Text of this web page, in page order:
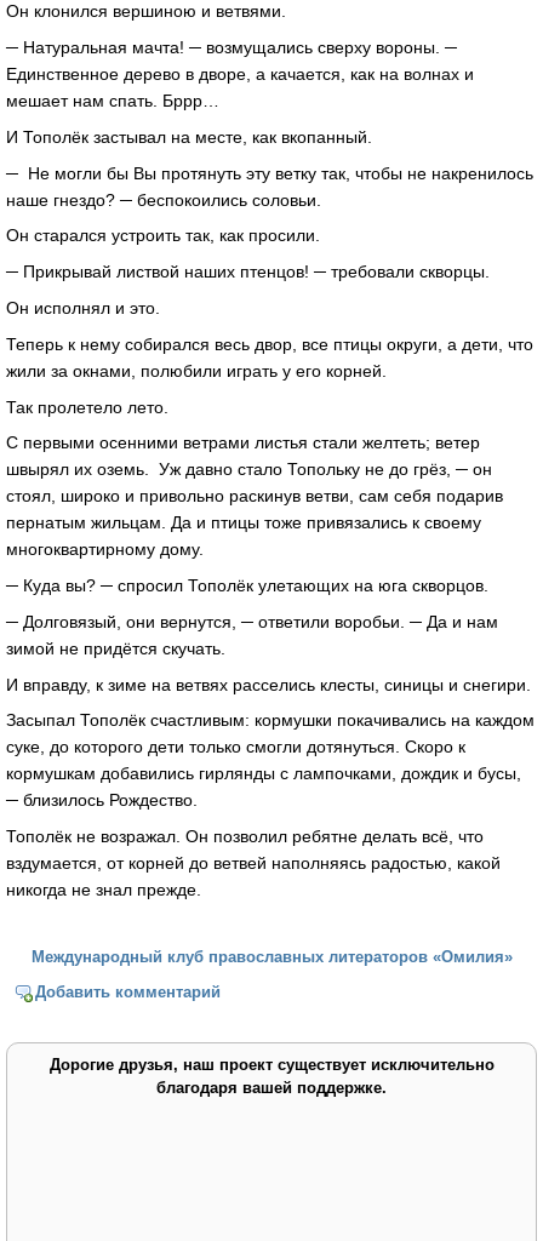
Он клонился вершиною и ветвями.
─ Натуральная мачта! ─ возмущались сверху вороны. ─
Единственное дерево в дворе, а качается, как на волнах и
мешает нам спать. Бррр…
И Тополёк застывал на месте, как вкопанный.
─ Не могли бы Вы протянуть эту ветку так, чтобы не накренилось
наше гнездо? ─ беспокоились соловьи.
Он старался устроить так, как просили.
─ Прикрывай листвой наших птенцов! ─ требовали скворцы.
Он исполнял и это.
Теперь к нему собирался весь двор, все птицы округи, а дети, что
жили за окнами, полюбили играть у его корней.
Так пролетело лето.
С первыми осенними ветрами листья стали желтеть; ветер
швырял их оземь. Уж давно стало Топольку не до грёз, ─ он
стоял, широко и привольно раскинув ветви, сам себя подарив
пернатым жильцам. Да и птицы тоже привязались к своему
многоквартирному дому.
─ Куда вы? ─ спросил Тополёк улетающих на юга скворцов.
─ Долговязый, они вернутся, ─ ответили воробьи. ─ Да и нам
зимой не придётся скучать.
И вправду, к зиме на ветвях расселись клесты, синицы и снегири.
Засыпал Тополёк счастливым: кормушки покачивались на каждом
суке, до которого дети только смогли дотянуться. Скоро к
кормушкам добавились гирлянды с лампочками, дождик и бусы,
─ близилось Рождество.
Тополёк не возражал. Он позволил ребятне делать всё, что
вздумается, от корней до ветвей наполняясь радостью, какой
никогда не знал прежде.
Международный клуб православных литераторов «Омилия»
Добавить комментарий
Дорогие друзья, наш проект существует исключительно
благодаря вашей поддержке.